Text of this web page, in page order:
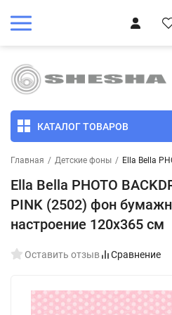
КАТАЛОГ ТОВАРОВ
Главная / Детские фоны / Ella Bella
Ella Bella PHOTO
PINK (2502) фон
настроение 120х365 см
Оставить отзыв Сравнение